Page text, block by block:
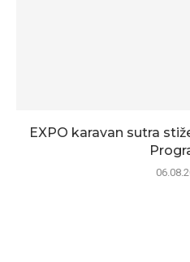
EXPO karavan sutra